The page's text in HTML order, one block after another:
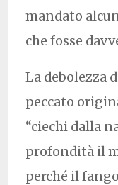
mandato
che fosse
La debolezza
peccato
“ciechi dalla
profondità il
perché il